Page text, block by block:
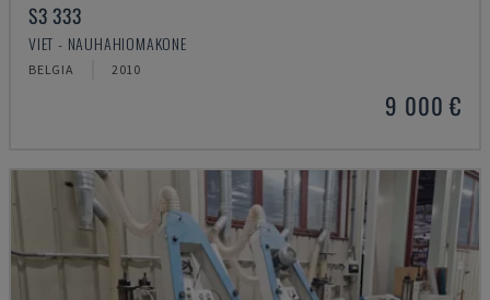
S3 333
VIET - NAUHAHIOMAKONE
BELGIA 2010
9 000 €